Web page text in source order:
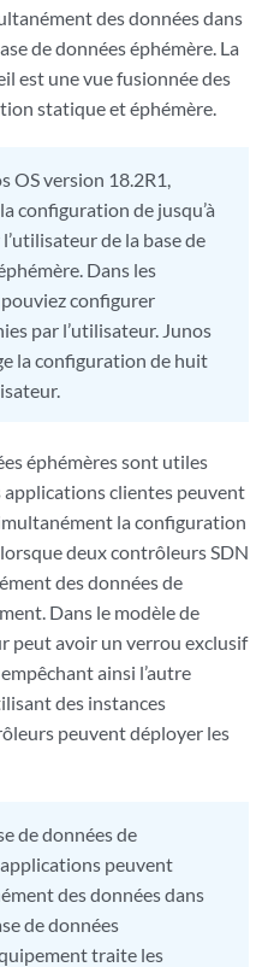
des données dans
de données éphémère. La
est une vue fusionnée des
statique et éphémère.
OS version 18.2R1,
configuration de jusqu’à
de la base de
Dans les
configurer
par l’utilisateur. Junos
la configuration de huit
éphémères sont utiles
applications clientes peuvent
la configuration
deux contrôleurs SDN
des données de
Dans le modèle de
peut avoir un verrou exclusif
ainsi l’autre
des instances
peuvent déployer les
de données de
peuvent
des données dans
de données
traite les